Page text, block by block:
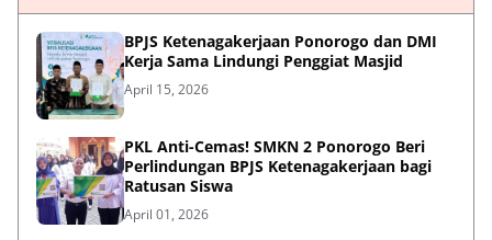
BPJS Ketenagakerjaan Ponorogo dan DMI
Kerja Sama Lindungi Penggiat Masjid
April 15, 2026
PKL Anti-Cemas! SMKN 2 Ponorogo Beri
Perlindungan BPJS Ketenagakerjaan bagi
Ratusan Siswa
April 01, 2026